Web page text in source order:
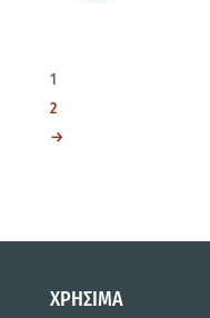
1
2
→
ΧΡΗΣΙΜΑ